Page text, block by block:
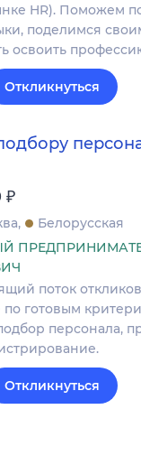
HR). Поможем
поделимся
освоить
Откликнуться
₽
Белорусская
поток
по готовым
персонала,
Откликнуться